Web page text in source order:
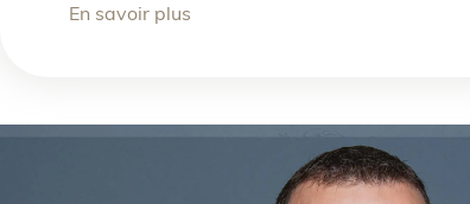
En savoir plus